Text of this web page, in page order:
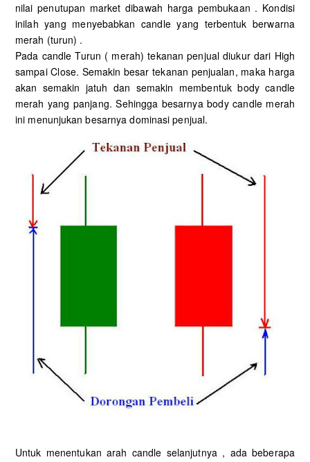
nilai penutupan market dibawah harga pembukaan . Kondisi
inilah yang menyebabkan candle yang terbentuk berwarna
merah (turun) .
Pada candle Turun ( merah) tekanan penjual diukur dari High
sampai Close. Semakin besar tekanan penjualan, maka harga
akan semakin jatuh dan semakin membentuk body candle
merah yang panjang. Sehingga besarnya body candle merah
ini menunjukan besarnya dominasi penjual.
Untuk menentukan arah candle selanjutnya , ada beberapa